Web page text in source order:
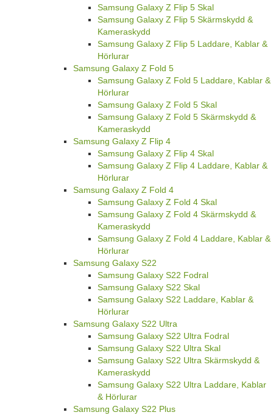
Samsung Galaxy Z Flip 5 Skal
Samsung Galaxy Z Flip 5 Skärmskydd &
Kameraskydd
Samsung Galaxy Z Flip 5 Laddare, Kablar &
Hörlurar
Samsung Galaxy Z Fold 5
Samsung Galaxy Z Fold 5 Laddare, Kablar &
Hörlurar
Samsung Galaxy Z Fold 5 Skal
Samsung Galaxy Z Fold 5 Skärmskydd &
Kameraskydd
Samsung Galaxy Z Flip 4
Samsung Galaxy Z Flip 4 Skal
Samsung Galaxy Z Flip 4 Laddare, Kablar &
Hörlurar
Samsung Galaxy Z Fold 4
Samsung Galaxy Z Fold 4 Skal
Samsung Galaxy Z Fold 4 Skärmskydd &
Kameraskydd
Samsung Galaxy Z Fold 4 Laddare, Kablar &
Hörlurar
Samsung Galaxy S22
Samsung Galaxy S22 Fodral
Samsung Galaxy S22 Skal
Samsung Galaxy S22 Laddare, Kablar &
Hörlurar
Samsung Galaxy S22 Ultra
Samsung Galaxy S22 Ultra Fodral
Samsung Galaxy S22 Ultra Skal
Samsung Galaxy S22 Ultra Skärmskydd &
Kameraskydd
Samsung Galaxy S22 Ultra Laddare, Kablar
& Hörlurar
Samsung Galaxy S22 Plus